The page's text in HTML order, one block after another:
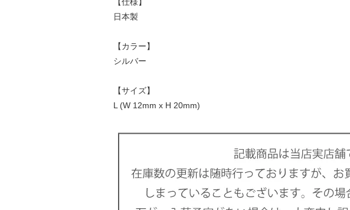
日本製
【カラー】
シルバー
【サイズ】
L (W 12mm x H 20mm)